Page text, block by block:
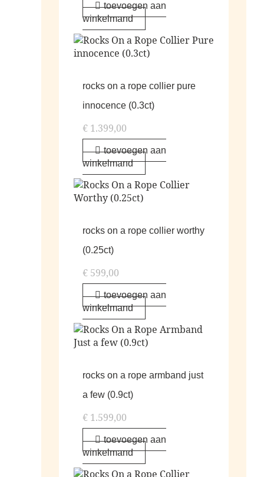
toevoegen aan
winkelmand
rocks on a rope collier pure
innocence (0.3ct)
€ 1.399,00
toevoegen aan
winkelmand
rocks on a rope collier worthy
(0.25ct)
€ 599,00
toevoegen aan
winkelmand
rocks on a rope armband just
a few (0.9ct)
€ 1.599,00
toevoegen aan
winkelmand